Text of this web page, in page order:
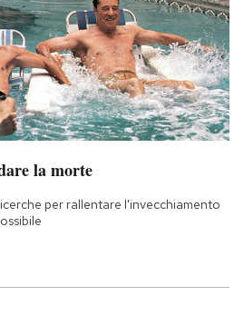
la morte
per rallentare l'invecchiamento